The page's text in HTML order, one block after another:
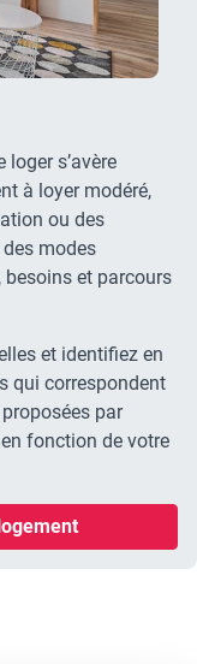
s’avère
à loyer modéré,
ou des
modes
besoins et parcours
et identifiez en
qui correspondent
par
fonction de votre